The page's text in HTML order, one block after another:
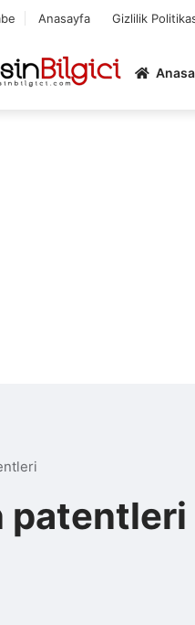
Anasayfa Gizlilik
patentleri